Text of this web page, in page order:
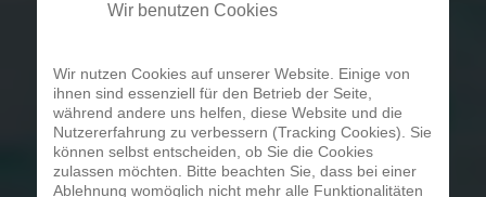
Wir benutzen Cookies
Wir nutzen Cookies auf unserer Website. Einige von
ihnen sind essenziell für den Betrieb der Seite,
während andere uns helfen, diese Website und die
Nutzererfahrung zu verbessern (Tracking Cookies). Sie
können selbst entscheiden, ob Sie die Cookies
zulassen möchten. Bitte beachten Sie, dass bei einer
Ablehnung womöglich nicht mehr alle Funktionalitäten